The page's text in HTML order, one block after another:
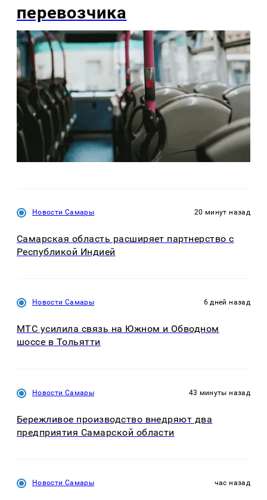
перевозчика
Новости Самары 20 минут назад
Самарская область расширяет партнерство с
Республикой Индией
Новости Самары 6 дней назад
МТС усилила связь на Южном и Обводном
шоссе в Тольятти
Новости Самары 43 минуты назад
Бережливое производство внедряют два
предприятия Самарской области
Новости Самары час назад